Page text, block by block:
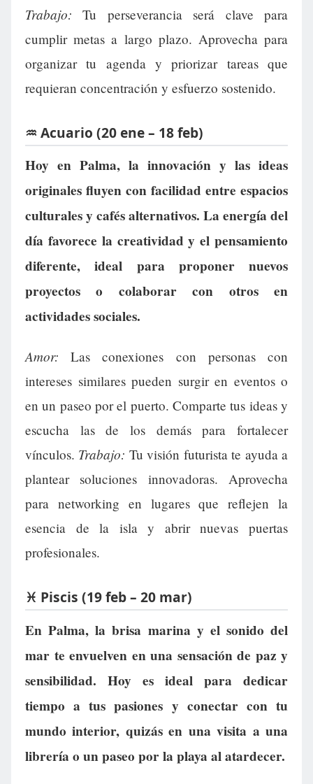
Trabajo: Tu perseverancia será clave para
cumplir metas a largo plazo. Aprovecha para
organizar tu agenda y priorizar tareas que
requieran concentración y esfuerzo sostenido.
♒ Acuario (20 ene – 18 feb)
Hoy en Palma, la innovación y las ideas
originales fluyen con facilidad entre espacios
culturales y cafés alternativos. La energía del
día favorece la creatividad y el pensamiento
diferente, ideal para proponer nuevos
proyectos o colaborar con otros en
actividades sociales.
Amor: Las conexiones con personas con
intereses similares pueden surgir en eventos o
en un paseo por el puerto. Comparte tus ideas y
escucha las de los demás para fortalecer
vínculos. Trabajo: Tu visión futurista te ayuda a
plantear soluciones innovadoras. Aprovecha
para networking en lugares que reflejen la
esencia de la isla y abrir nuevas puertas
profesionales.
♓ Piscis (19 feb – 20 mar)
En Palma, la brisa marina y el sonido del
mar te envuelven en una sensación de paz y
sensibilidad. Hoy es ideal para dedicar
tiempo a tus pasiones y conectar con tu
mundo interior, quizás en una visita a una
librería o un paseo por la playa al atardecer.